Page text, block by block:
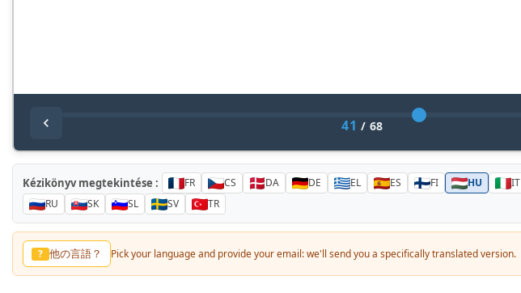
41 / 68
Kézikönyv megtekintése : FR CS DA DE EL ES FI HU IT
RU
SK SL SV TR
? 他の言語？ Pick your language and provide your email: we'll send you a specifically translated version.